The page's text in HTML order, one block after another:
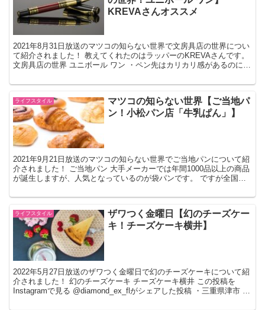
KREVAさんオススメ
2021年8月31日放送のマツコの知らない世界で文房具店の世界につい
て紹介されました！ 教えてくれたのはラッパーのKREVAさんです。
文房具店の世界 ユニボール ワン ・ペン先はカリカリ感があるのに、
ライフスタイル
マツコの知らない世界【ご当地パ
ン！小松パン店「牛乳ぱん」】
2021年9月21日放送のマツコの知らない世界でご当地パンについて紹
介されました！ ご当地パン 大手メーカーでは年間1000品以上の商品
が誕生しますが、人気となっているのが袋パンです。 ですが全国に
ライフスタイル
ザワつく金曜日【幻のチーズケー
キ！チーズケーキ横井】
2022年5月27日放送のザワつく金曜日で幻のチーズケーキについて紹
介されました！ 幻のチーズケーキ チーズケーキ横井 この投稿を
Instagramで見る @diamond_ex_flがシェアした投稿 ・三重県津市 ・